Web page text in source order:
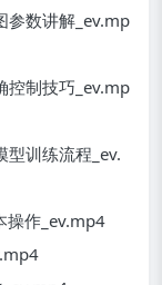
数讲解_ev.mp
制技巧_ev.mp
训练流程_ev.
操作_ev.mp4